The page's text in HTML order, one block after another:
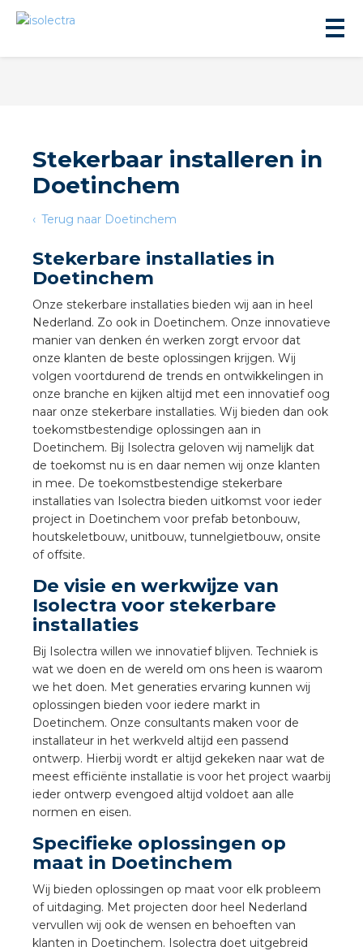
Stekerbaar installeren in
Doetinchem
Terug naar Doetinchem
Stekerbare installaties in
Doetinchem
Onze stekerbare installaties bieden wij aan in heel
Nederland. Zo ook in Doetinchem. Onze innovatieve
manier van denken én werken zorgt ervoor dat
onze klanten de beste oplossingen krijgen. Wij
volgen voortdurend de trends en ontwikkelingen in
onze branche en kijken altijd met een innovatief oog
naar onze stekerbare installaties. Wij bieden dan ook
toekomstbestendige oplossingen aan in
Doetinchem. Bij Isolectra geloven wij namelijk dat
de toekomst nu is en daar nemen wij onze klanten
in mee. De toekomstbestendige stekerbare
installaties van Isolectra bieden uitkomst voor ieder
project in Doetinchem voor prefab betonbouw,
houtskeletbouw, unitbouw, tunnelgietbouw, onsite
of offsite.
De visie en werkwijze van
Isolectra voor stekerbare
installaties
Bij Isolectra willen we innovatief blijven. Techniek is
wat we doen en de wereld om ons heen is waarom
we het doen. Met generaties ervaring kunnen wij
oplossingen bieden voor iedere markt in
Doetinchem. Onze consultants maken voor de
installateur in het werkveld altijd een passend
ontwerp. Hierbij wordt er altijd gekeken naar wat de
meest efficiënte installatie is voor het project waarbij
ieder ontwerp evengoed altijd voldoet aan alle
normen en eisen.
Specifieke oplossingen op
maat in Doetinchem
Wij bieden oplossingen op maat voor elk probleem
of uitdaging. Met projecten door heel Nederland
vervullen wij ook de wensen en behoeften van
klanten in Doetinchem. Isolectra doet uitgebreid
installeren
installeren
installeren in beton
installeren in de tuinbouw
stekerbare vlakkabel
GST®
RST®